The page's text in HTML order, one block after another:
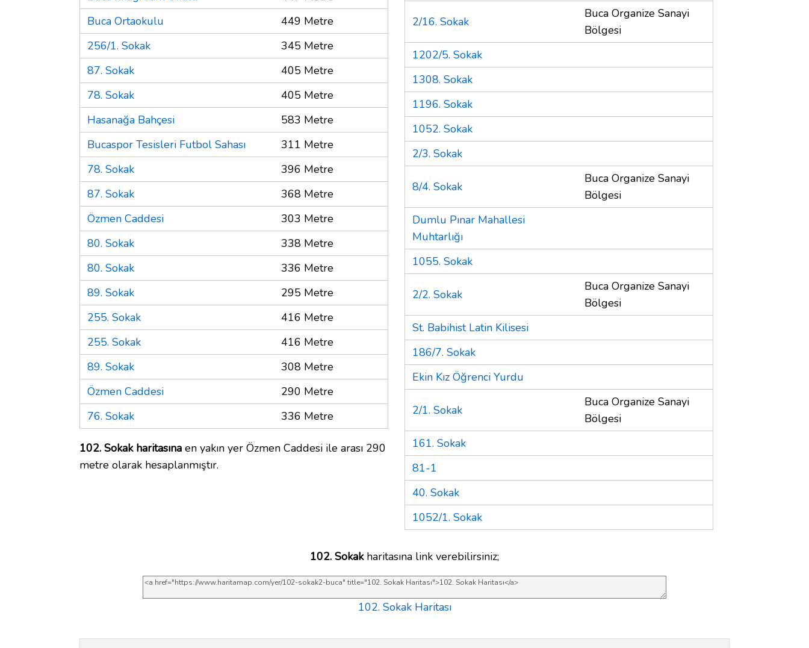
Buca Ortaokulu
449 Metre
256/1. Sokak
345 Metre
87. Sokak
405 Metre
78. Sokak
405 Metre
Hasanağa Bahçesi
583 Metre
Bucaspor Tesisleri Futbol Sahası
311 Metre
78. Sokak
396 Metre
87. Sokak
368 Metre
Özmen Caddesi
303 Metre
80. Sokak
338 Metre
80. Sokak
336 Metre
89. Sokak
295 Metre
255. Sokak
416 Metre
255. Sokak
416 Metre
89. Sokak
308 Metre
Özmen Caddesi
290 Metre
76. Sokak
336 Metre
102. Sokak haritasına en yakın yer Özmen Caddesi ile arası 290
metre olarak hesaplanmıştır.
2/16. Sokak
Buca Organize Sanayi
Bölgesi
1202/5. Sokak
1308. Sokak
1196. Sokak
1052. Sokak
2/3. Sokak
8/4. Sokak
Buca Organize Sanayi
Bölgesi
Dumlu Pınar Mahallesi
Muhtarlığı
1055. Sokak
2/2. Sokak
Buca Organize Sanayi
Bölgesi
St. Babihist Latin Kilisesi
186/7. Sokak
Ekin Kız Öğrenci Yurdu
2/1. Sokak
Buca Organize Sanayi
Bölgesi
161. Sokak
81-1
40. Sokak
1052/1. Sokak
102. Sokakharitasına link verebilirsiniz;
102. Sokak Haritası